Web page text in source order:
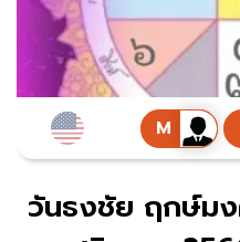
วันธงชัย ฤกษ์ม